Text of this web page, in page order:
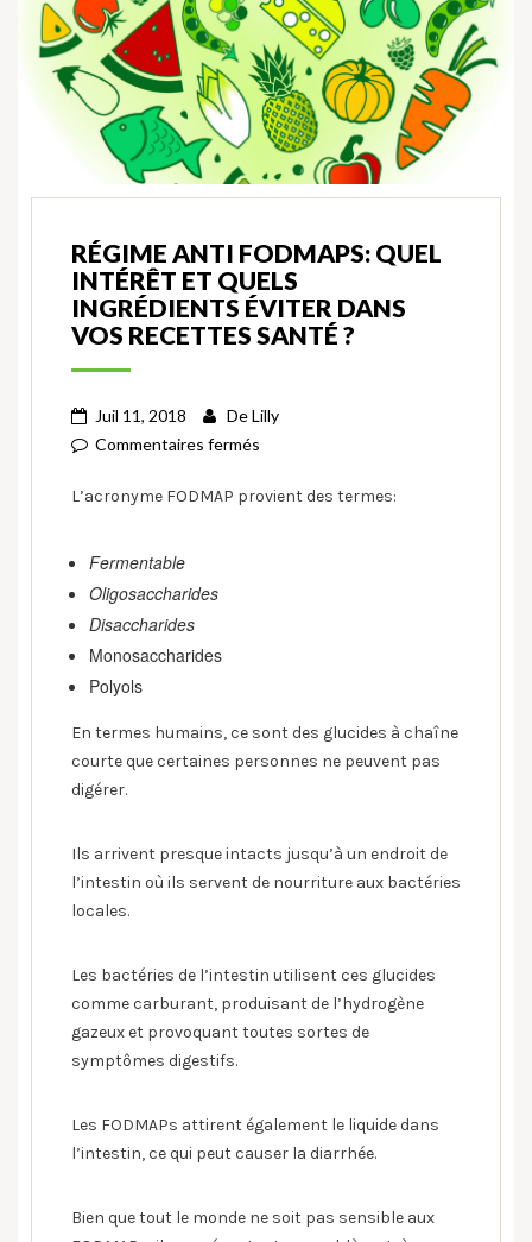
RÉGIME ANTI FODMAPS: QUEL
INTÉRÊT ET QUELS
INGRÉDIENTS ÉVITER DANS
VOS RECETTES SANTÉ ?
Juil 11, 2018 DeLilly
Commentaires fermés
L’acronyme FODMAP provient des termes:
Fermentable
Oligosaccharides
Disaccharides
Monosaccharides
Polyols
En termes humains, ce sont des glucides à chaîne
courte que certaines personnes ne peuvent pas
digérer.
Ils arrivent presque intacts jusqu’à un endroit de
l’intestin où ils servent de nourriture aux bactéries
locales.
Les bactéries de l’intestin utilisent ces glucides
comme carburant, produisant de l’hydrogène
gazeux et provoquant toutes sortes de
symptômes digestifs.
Les FODMAPs attirent également le liquide dans
l’intestin, ce qui peut causer la diarrhée.
Bien que tout le monde ne soit pas sensible aux